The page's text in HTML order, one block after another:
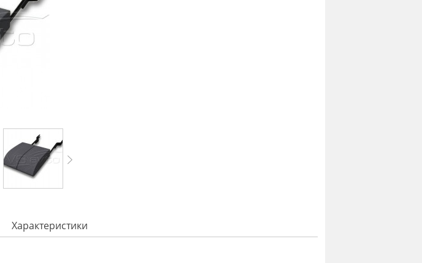
Характеристики